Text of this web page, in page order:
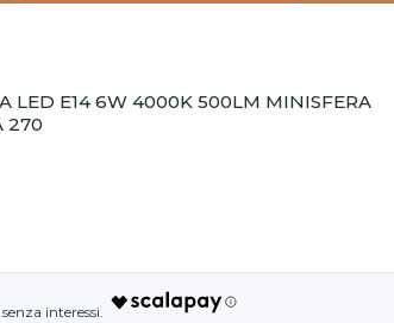
LED E14 6W 4000K 500LM MINISFERA
270